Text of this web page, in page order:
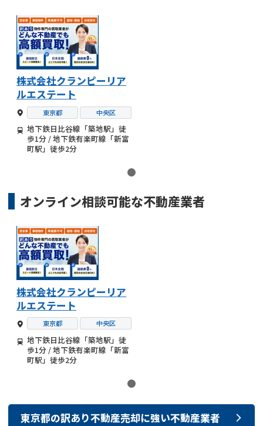
株式会社クランピーリア
ルエステート
東京都 中央区
地下鉄日比谷線「築地駅」徒
歩1分 / 地下鉄有楽町線「新富
町駅」徒歩2分
オンライン相談可能な不動産業者
株式会社クランピーリア
ルエステート
東京都 中央区
地下鉄日比谷線「築地駅」徒
歩1分 / 地下鉄有楽町線「新富
町駅」徒歩2分
東京都の訳あり不動産売却に強い不動産業者